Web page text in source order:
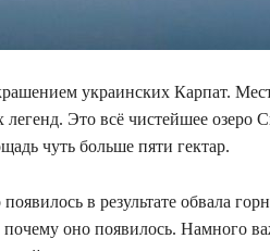
украинских Карпат.
Это всё чистейшее озеро
чуть больше пяти гектар.
в результате обвала
оно появилось. Намного